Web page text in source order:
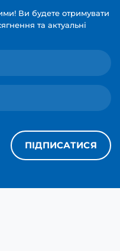
Ви будете отримувати
та актуальні
ПІДПИСАТИСЯ